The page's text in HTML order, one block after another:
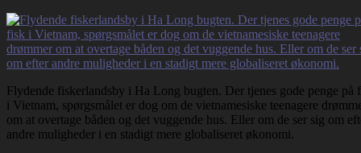
Flydende fiskerlandsby i Ha Long bugten. Der tjenes gode penge på
i Vietnam, spørgsmålet er dog om de vietnamesiske teenagere
om at overtage båden og det vuggende hus. Eller om de ser sig om
andre muligheder i en stadigt mere globaliseret økonomi.